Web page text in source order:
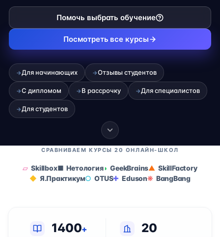
Помочь выбрать обучение
Посмотреть все курсы
→Для начинающих →Отзывы студентов
→С дипломом →В рассрочку →Для специалистов
→Для студентов
СРАВНИВАЕМ КУРСЫ 20 ОНЛАЙН-ШКОЛ
Skillbox Нетология GeekBrains
SkillFactory
Я.Практикум
OTUS Eduson BangBang
1400+ 20